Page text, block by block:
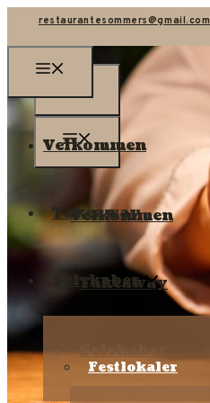
restaurantesommers@gmail.com
Velkommen
Takeaway
Selskaber
Velkommen
Takeaway
Selskaber
Festlokaler